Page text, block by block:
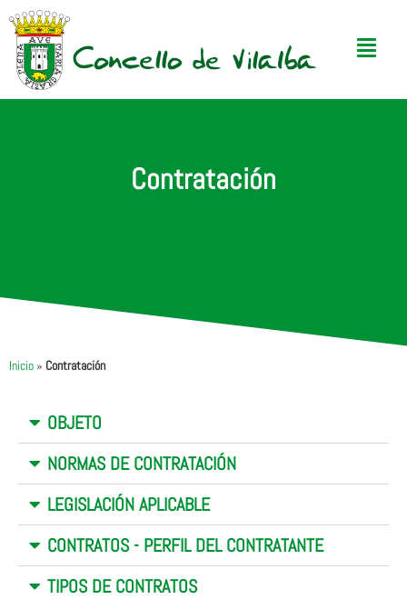
Contratación
Inicio » Contratación
OBJETO
NORMAS DE CONTRATACIÓN
LEGISLACIÓN APLICABLE
CONTRATOS - PERFIL DEL CONTRATANTE
TIPOS DE CONTRATOS